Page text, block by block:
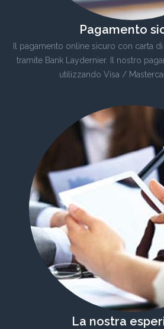
Pagamento
Il pagamento online sicuro con carta
tramite Bank Laydernier. Il nostro
utilizzando Visa /
La nostra